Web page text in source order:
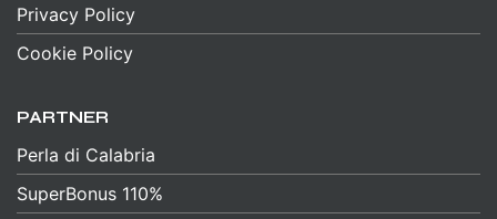
Privacy Policy
Cookie Policy
PARTNER
Perla di Calabria
SuperBonus 110%